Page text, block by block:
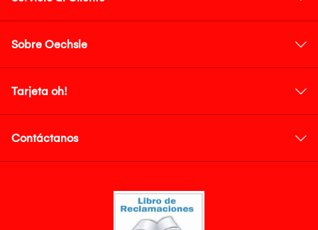
Sobre Oechsle
Tarjeta oh!
Contáctanos